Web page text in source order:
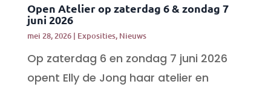
Open Atelier op zaterdag 6 & zondag 7
juni 2026
mei 28, 2026| Exposities, Nieuws
Op zaterdag 6 en zondag 7 juni 2026
opent Elly de Jong haar atelier en